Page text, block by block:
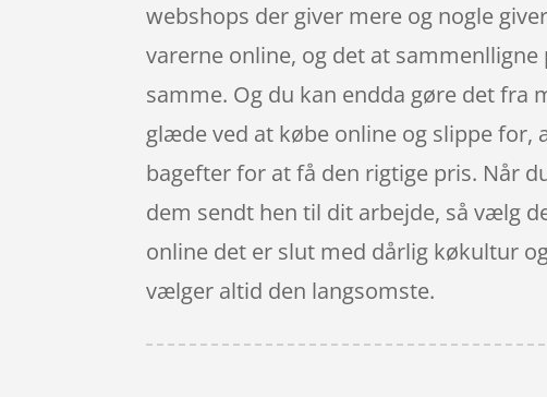
webshops der giver mere og nogle
varerne online, og det at
samme. Og du kan endda gøre det fra
glæde ved at købe online og slippe for,
bagefter for at få den rigtige pris. Når
dem sendt hen til dit arbejde, så vælg
online det er slut med dårlig køkultur
vælger altid den langsomste.